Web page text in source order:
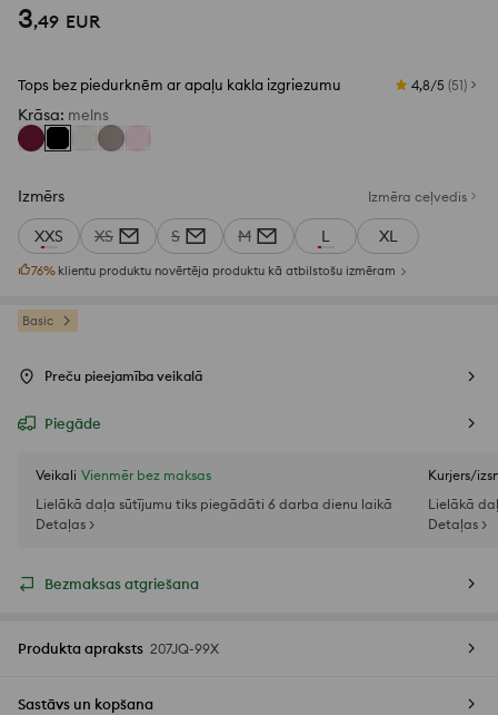
3,49 EUR
Tops bez piedurknēm ar apaļu kakla izgriezumu 4,8/5 (51)
Krāsa: melns
Izmērs Izmēra ceļvedis
XXS XS S M L XL
76% klientu produktu novērtēja produktu kā atbilstošu izmēram
Basic
Preču pieejamība veikalā
Piegāde
Veikali Vienmēr bez maksas
Lielākā daļa sūtījumu tiks piegādāti 6 darba dienu laikā
Detaļas >
Kurjers/
Lielākā
Detaļas >
Bezmaksas atgriešana
Produkta apraksts 207JQ-99X
Sastāvs un kopšana